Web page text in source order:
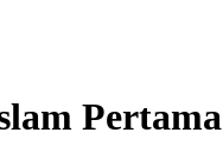
Pertama